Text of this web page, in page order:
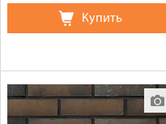
Купить